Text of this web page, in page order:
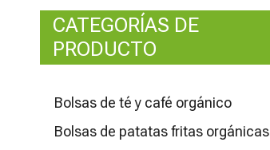
CATEGORÍAS DE
PRODUCTO
Bolsas de té y café orgánico
Bolsas de patatas fritas orgánicas